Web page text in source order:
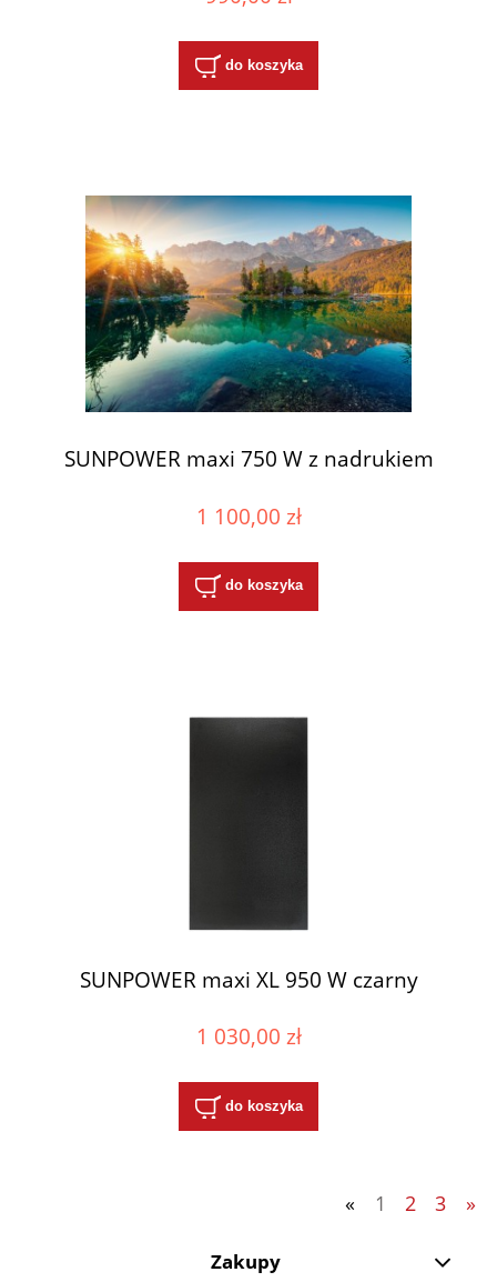
do koszyka
SUNPOWER maxi 750 W z nadrukiem
1 100,00 zł
do koszyka
SUNPOWER maxi XL 950 W czarny
1 030,00 zł
do koszyka
« 1 2 3 »
Zakupy